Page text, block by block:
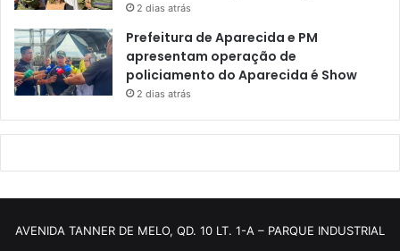
2 dias atrás
Prefeitura de Aparecida e PM
apresentam operação de
policiamento do Aparecida é Show
2 dias atrás
AVENIDA TANNER DE MELO, QD. 10 LT. 1-A – PARQUE INDUSTRIAL